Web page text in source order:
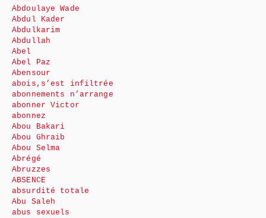
Abdoulaye Wade
Abdul Kader
Abdulkarim
Abdullah
Abel
Abel Paz
Abensour
abois,s’est infiltrée
abonnements n’arrange
abonner Victor
abonnez
Abou Bakari
Abou Ghraib
Abou Selma
Abrégé
Abruzzes
ABSENCE
absurdité totale
Abu Saleh
abus sexuels